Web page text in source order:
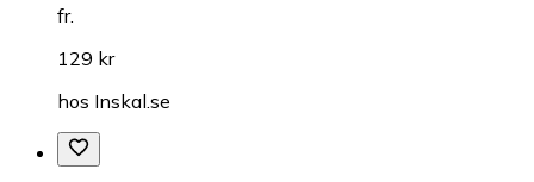
fr.
129 kr
hos Inskal.se